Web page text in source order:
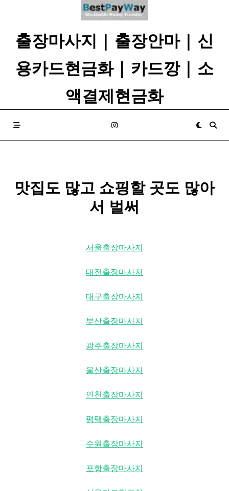
출장마사지 | 출장안마 | 신
용카드현금화 | 카드깡 | 소
액결제현금화
맛집도 많고 쇼핑할 곳도 많아
서 벌써
서울출장마사지
대전출장마사지
대구출장마사지
부산출장마사지
광주출장마사지
울산출장마사지
인천출장마사지
평택출장마사지
수원출장마사지
포항출장마사지